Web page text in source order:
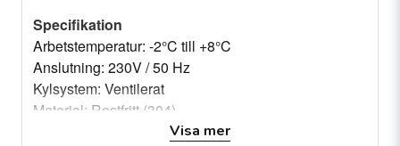
Specifikation
Arbetstemperatur: -2°C till +8°C
Anslutning: 230V / 50 Hz
Kylsystem: Ventilerat
Material: Rostfritt (304)
Mått: 1360x700x850 mmVisa mer